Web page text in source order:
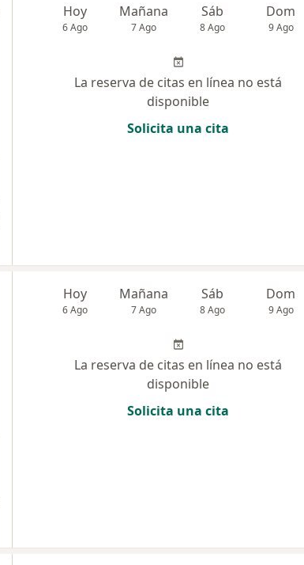
Hoy
6 Ago
Mañana
7 Ago
Sáb
8 Ago
Dom
9 Ago
La reserva de citas en línea no está
disponible
Solicita una cita
Hoy
6 Ago
Mañana
7 Ago
Sáb
8 Ago
Dom
9 Ago
La reserva de citas en línea no está
disponible
Solicita una cita